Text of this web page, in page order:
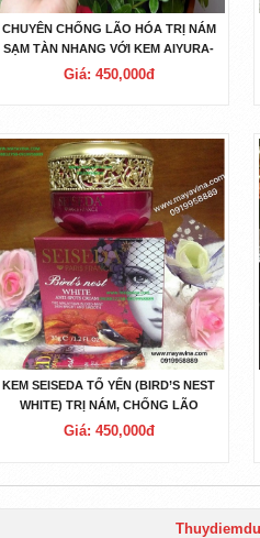
CHUYÊN CHỐNG LÃO HÓA TRỊ NÁM
SẠM TÀN NHANG VỚI KEM AIYURA-
450K
Giá: 450,000đ
KEM SEISEDA TỔ YẾN (BIRD’S NEST
WHITE) TRỊ NÁM, CHỐNG LÃO
HOÁ-450K
Giá: 450,000đ